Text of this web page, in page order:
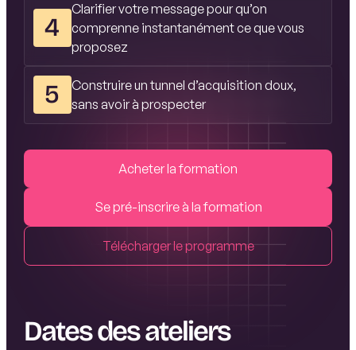
4
Clarifier votre message pour qu’on
comprenne instantanément ce que vous
proposez
5
Construire un tunnel d’acquisition doux,
sans avoir à prospecter
Acheter la formation
Se pré-inscrire à la formation
Télécharger le programme
Dates des ateliers